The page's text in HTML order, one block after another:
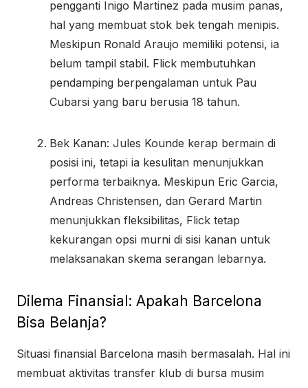
pengganti Inigo Martinez pada musim panas,
hal yang membuat stok bek tengah menipis.
Meskipun Ronald Araujo memiliki potensi, ia
belum tampil stabil. Flick membutuhkan
pendamping berpengalaman untuk Pau
Cubarsi yang baru berusia 18 tahun.
Bek Kanan: Jules Kounde kerap bermain di
posisi ini, tetapi ia kesulitan menunjukkan
performa terbaiknya. Meskipun Eric Garcia,
Andreas Christensen, dan Gerard Martin
menunjukkan fleksibilitas, Flick tetap
kekurangan opsi murni di sisi kanan untuk
melaksanakan skema serangan lebarnya.
Dilema Finansial: Apakah Barcelona
Bisa Belanja?
Situasi finansial Barcelona masih bermasalah. Hal ini
membuat aktivitas transfer klub di bursa musim